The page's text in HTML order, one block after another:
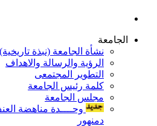
الجامعة
نشأة الجامعة (نبذة تاريخية)
الرؤية والرسالة والاهداف
التطوير المجتمعى
كلمة رئيس الجامعة
مجلس الجامعة
وحــــدة مناهضة
دمنهور